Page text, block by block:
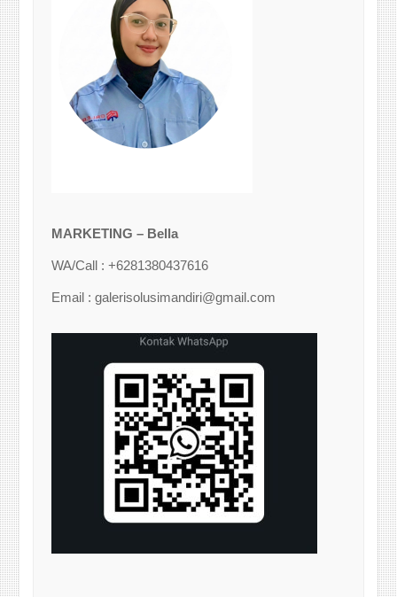
MARKETING – Bella
WA/Call : +6281380437616
Email : galerisolusimandiri@gmail.com